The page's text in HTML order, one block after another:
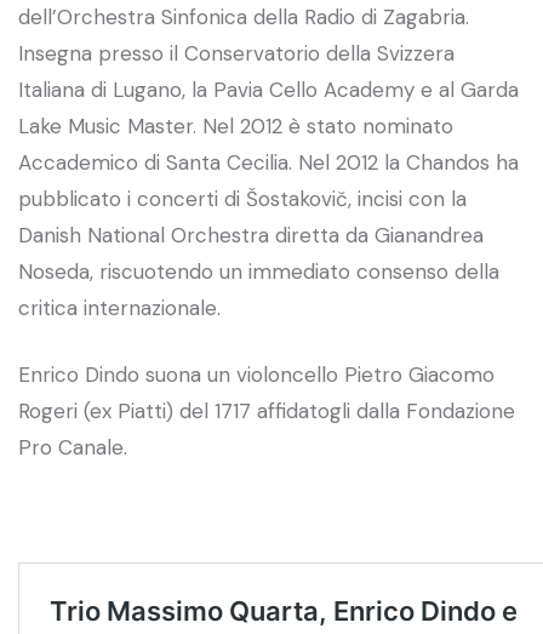
dell’Orchestra Sinfonica della Radio di Zagabria.
Insegna presso il Conservatorio della Svizzera
Italiana di Lugano, la Pavia Cello Academy e al Garda
Lake Music Master. Nel 2012 è stato nominato
Accademico di Santa Cecilia. Nel 2012 la Chandos ha
pubblicato i concerti di Šostakovič, incisi con la
Danish National Orchestra diretta da Gianandrea
Noseda, riscuotendo un immediato consenso della
critica internazionale.
Enrico Dindo suona un violoncello Pietro Giacomo
Rogeri (ex Piatti) del 1717 affidatogli dalla Fondazione
Pro Canale.